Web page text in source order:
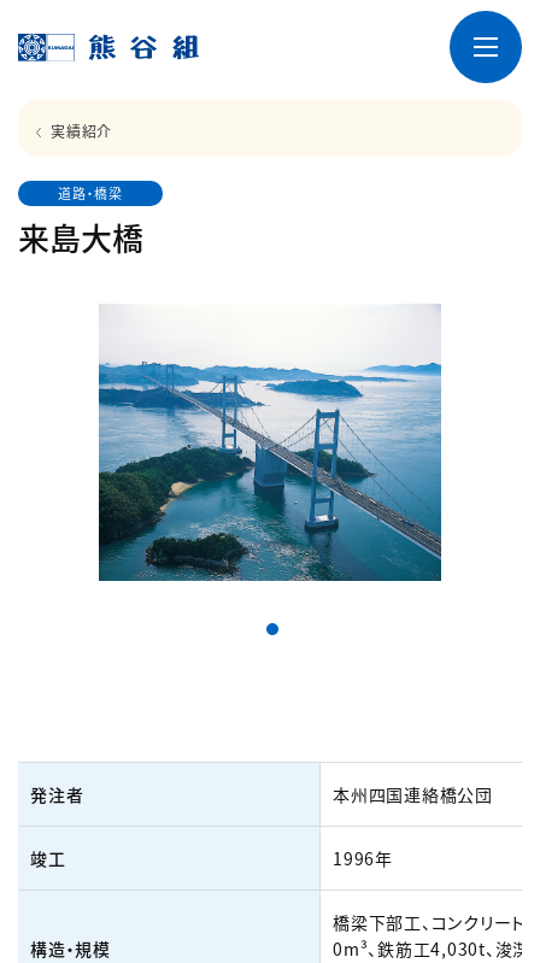
実績紹介
道路・橋梁
来島大橋
発注者 本州四国連絡橋公団
竣工 1996年
構造・規模
橋梁下部工、コンクリート
0m³、鉄筋工4,030t、浚渫